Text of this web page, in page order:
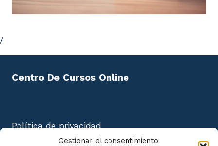
Gestionar el consentimiento
/
Centro De Cursos Online
Política de privacidad
Aviso Legal